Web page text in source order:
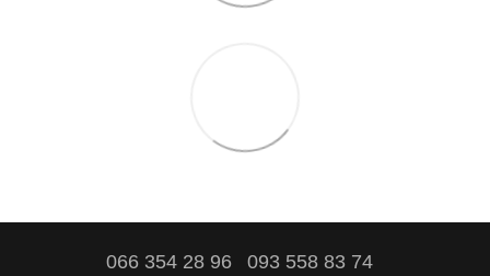
066 354 28 96 093 558 83 74